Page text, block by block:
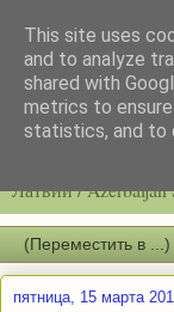
Latvijas
Латвии /
пятница, 15 марта
This site uses
and to analyze
shared with
metrics to
statistics, and to